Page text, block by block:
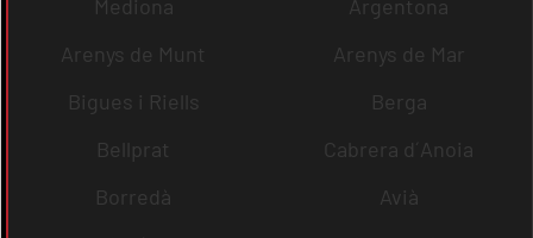
Mediona
Argentona
Arenys de Munt
Arenys de Mar
Bigues i Riells
Berga
Bellprat
Cabrera d´Anoia
Borredà
Avià